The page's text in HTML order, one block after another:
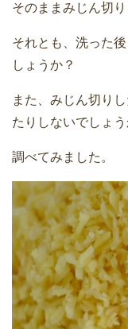
そのままみじん切
それとも、洗った
しょうか？
また、みじん切り
たりしないでしょう
調べてみました。